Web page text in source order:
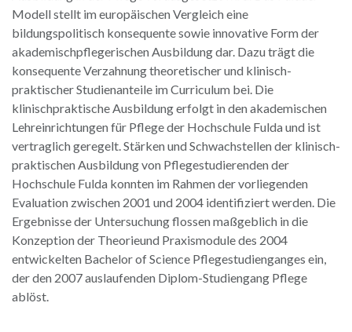
Modell stellt im europäischen Vergleich eine
bildungspolitisch konsequente sowie innovative Form der
akademischpflegerischen Ausbildung dar. Dazu trägt die
konsequente Verzahnung theoretischer und klinisch-
praktischer Studienanteile im Curriculum bei. Die
klinischpraktische Ausbildung erfolgt in den akademischen
Lehreinrichtungen für Pflege der Hochschule Fulda und ist
vertraglich geregelt. Stärken und Schwachstellen der klinisch-
praktischen Ausbildung von Pflegestudierenden der
Hochschule Fulda konnten im Rahmen der vorliegenden
Evaluation zwischen 2001 und 2004 identifiziert werden. Die
Ergebnisse der Untersuchung flossen maßgeblich in die
Konzeption der Theorieund Praxismodule des 2004
entwickelten Bachelor of Science Pflegestudienganges ein,
der den 2007 auslaufenden Diplom-Studiengang Pflege
ablöst.